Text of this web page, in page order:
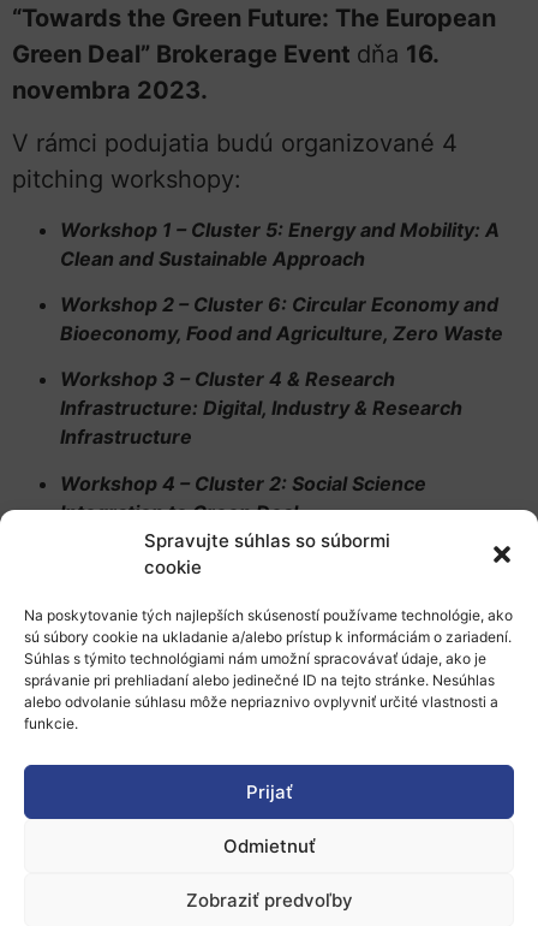
Spravujte súhlas so súbormi
cookie
Na poskytovanie tých najlepších skúseností používame technológie, ako
sú súbory cookie na ukladanie a/alebo prístup k informáciám o zariadení.
Súhlas s týmito technológiami nám umožní spracovávať údaje, ako je
správanie pri prehliadaní alebo jedinečné ID na tejto stránke. Nesúhlas
alebo odvolanie súhlasu môže nepriaznivo ovplyvniť určité vlastnosti a
funkcie.
Prijať
Odmietnuť
Zobraziť predvoľby
“Towards the Green Future: The European
Green Deal” Brokerage Event dňa 16.
novembra 2023.
V rámci podujatia budú organizované 4
pitching workshopy:
Workshop 1 – Cluster 5: Energy and Mobility: A
Clean and Sustainable Approach
Workshop 2 – Cluster 6: Circular Economy and
Bioeconomy, Food and Agriculture, Zero Waste
Workshop 3 – Cluster 4 & Research
Infrastructure: Digital, Industry & Research
Infrastructure
Workshop 4 – Cluster 2: Social Science
Integration to Green Deal
V rámci podujatia je možné si vopred
platformy b2match. Pre tipy ako si hľadať
partnerov do konzorcia a pripraviť pitch
prezentáciu si pozrite našeE-learningové
Viac informácií a možnosť registrácie na
Možnosť požiadať o preplatenie